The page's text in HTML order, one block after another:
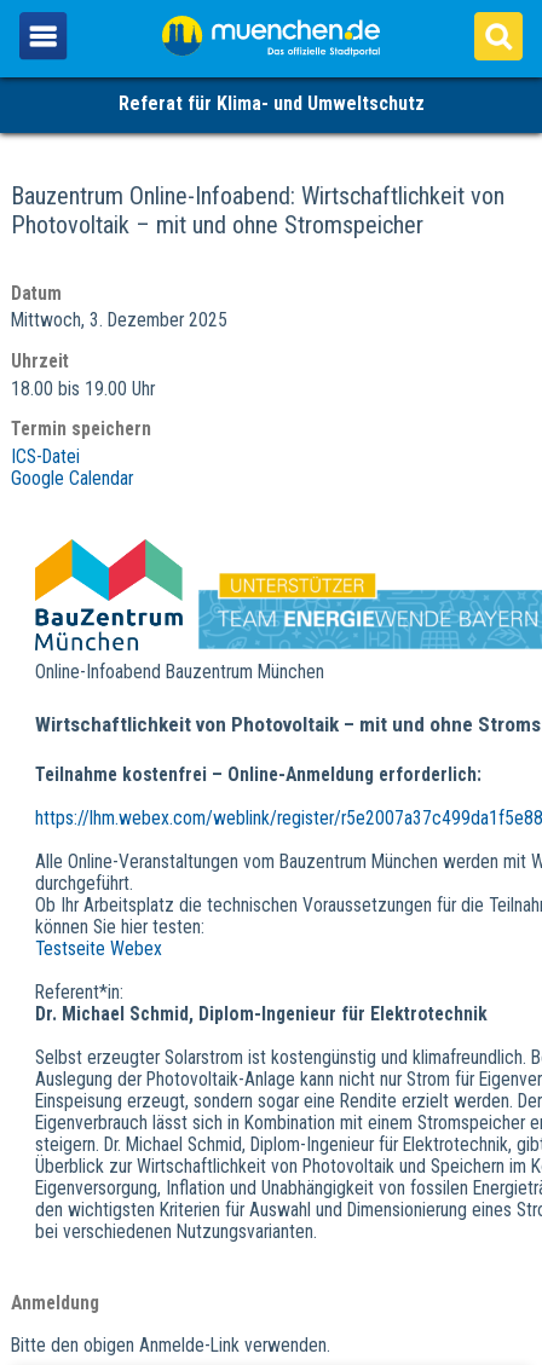
Referat für Klima- und Umweltschutz
Bauzentrum Online-Infoabend: Wirtschaftlichkeit von
Photovoltaik – mit und ohne Stromspeicher
Datum
Mittwoch, 3. Dezember 2025
Uhrzeit
18.00 bis 19.00 Uhr
Termin speichern
ICS-Datei
Google Calendar
Online-Infoabend Bauzentrum München
Wirtschaftlichkeit von Photovoltaik – mit und ohne
Teilnahme kostenfrei – Online-Anmeldung erforderlich:
https://lhm.webex.com/weblink/register/
Alle Online-Veranstaltungen vom Bauzentrum München werden mit
durchgeführt.
Ob Ihr Arbeitsplatz die technischen Voraussetzungen für die
können Sie hier testen:
Testseite Webex
Referent*in:
Dr. Michael Schmid, Diplom-Ingenieur für Elektrotechnik
Selbst erzeugter Solarstrom ist kostengünstig und klimafreundlich.
Auslegung der Photovoltaik-Anlage kann nicht nur Strom für
Einspeisung erzeugt, sondern sogar eine Rendite erzielt werden. Der
Eigenverbrauch lässt sich in Kombination mit einem Stromspeicher
steigern. Dr. Michael Schmid, Diplom-Ingenieur für Elektrotechnik,
Überblick zur Wirtschaftlichkeit von Photovoltaik und Speichern im
Eigenversorgung, Inflation und Unabhängigkeit von fossilen
den wichtigsten Kriterien für Auswahl und Dimensionierung eines
bei verschiedenen Nutzungsvarianten.
Anmeldung
Bitte den obigen Anmelde-Link verwenden.